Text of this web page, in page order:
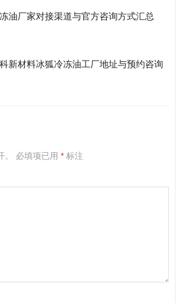
油厂家对接渠道与官方咨询方式汇总
新材料冰狐冷冻油工厂地址与预约咨询
必填项已用* 标注